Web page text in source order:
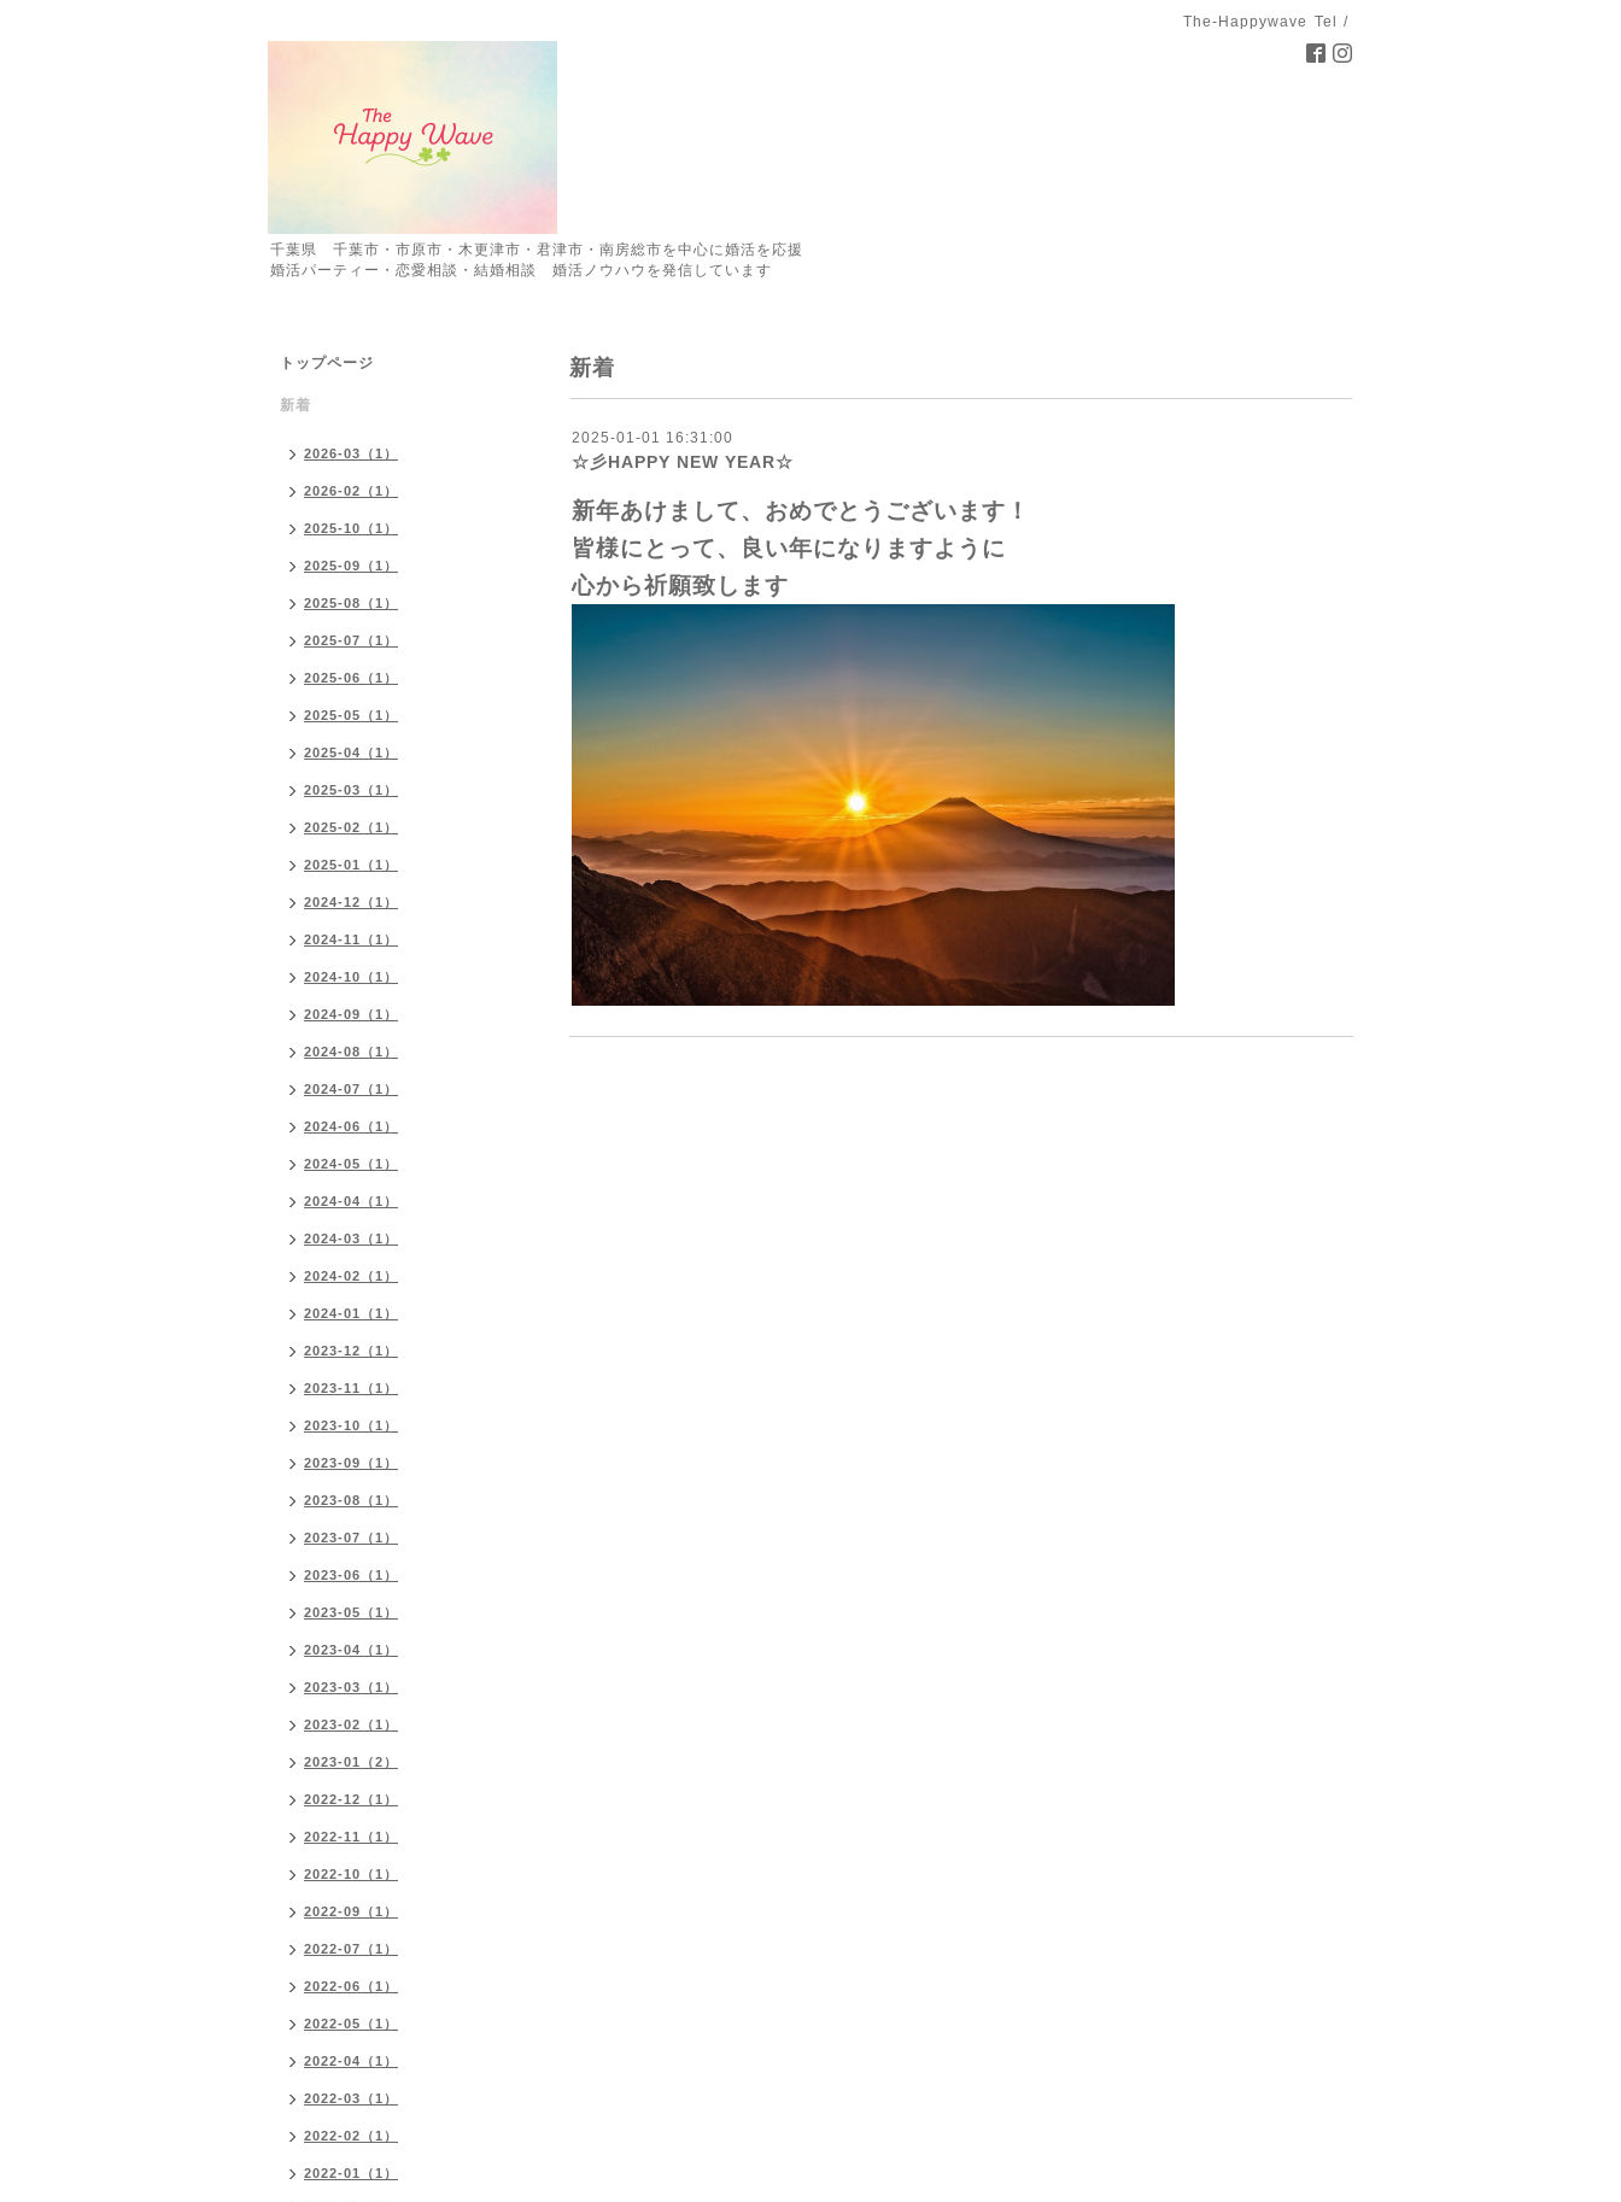
The-Happywave Tel /
千葉県 千葉市・市原市・木更津市・君津市・南房総市を中心に婚活を応援
婚活パーティー・恋愛相談・結婚相談 婚活ノウハウを発信しています
新着
2025-01-01 16:31:00
☆彡HAPPY NEW YEAR☆
新年あけまして、おめでとうございます！
皆様にとって、良い年になりますように
心から祈願致します
トップページ
新着
2026-03（1）
2026-02（1）
2025-10（1）
2025-09（1）
2025-08（1）
2025-07（1）
2025-06（1）
2025-05（1）
2025-04（1）
2025-03（1）
2025-02（1）
2025-01（1）
2024-12（1）
2024-11（1）
2024-10（1）
2024-09（1）
2024-08（1）
2024-07（1）
2024-06（1）
2024-05（1）
2024-04（1）
2024-03（1）
2024-02（1）
2024-01（1）
2023-12（1）
2023-11（1）
2023-10（1）
2023-09（1）
2023-08（1）
2023-07（1）
2023-06（1）
2023-05（1）
2023-04（1）
2023-03（1）
2023-02（1）
2023-01（2）
2022-12（1）
2022-11（1）
2022-10（1）
2022-09（1）
2022-07（1）
2022-06（1）
2022-05（1）
2022-04（1）
2022-03（1）
2022-02（1）
2022-01（1）